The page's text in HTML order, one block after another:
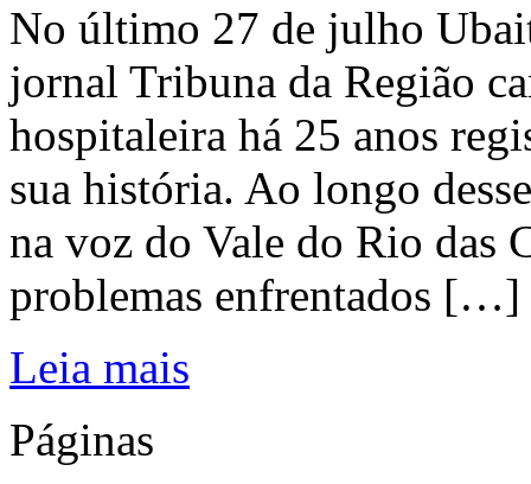
No último 27 de julho
jornal Tribuna da Região
hospitaleira há 25 anos
sua história. Ao longo
na voz do Vale do Rio das
problemas enfrentados […]
Leia mais
Páginas